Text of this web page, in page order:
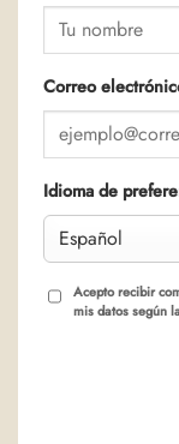
Correo
Idioma de
Acepto recibir
mis datos según